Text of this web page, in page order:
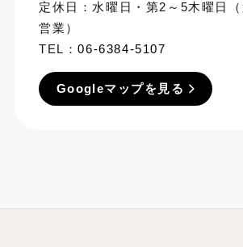
定休日：水曜日・第2～5木曜日
営業）
TEL：06-6384-5107
Googleマップを見る